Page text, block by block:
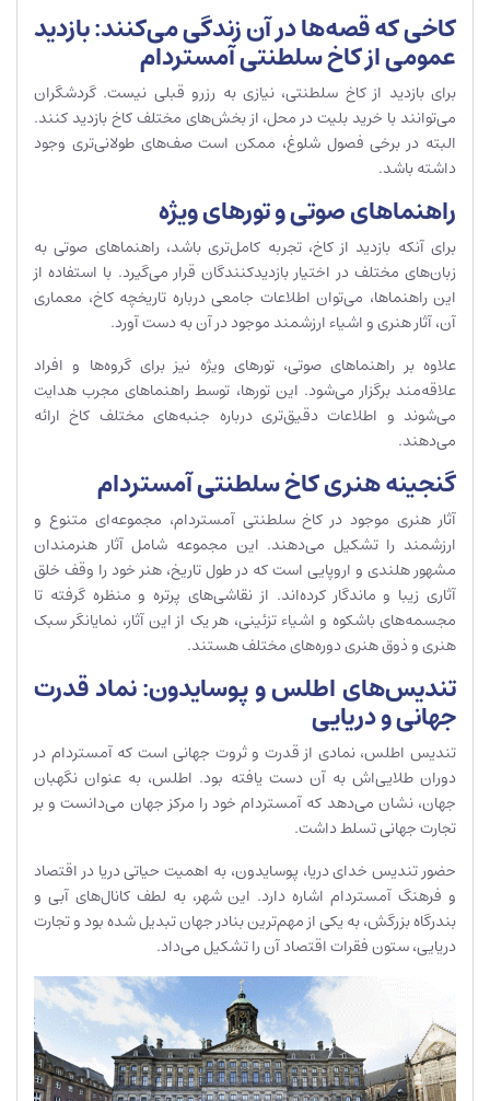
کاخی که قصه‌ها در آن زندگی می‌کنند: بازدید
عمومی از کاخ سلطنتی آمستردام
برای بازدید از کاخ سلطنتی، نیازی به رزرو قبلی نیست. گردشگران
می‌توانند با خرید بلیت در محل، از بخش‌های مختلف کاخ بازدید کنند.
البته در برخی فصول شلوغ، ممکن است صف‌های طولانی‌تری وجود
داشته باشد.
راهنماهای صوتی و تورهای ویژه
برای آنکه بازدید از کاخ، تجربه کامل‌تری باشد، راهنماهای صوتی به
زبان‌های مختلف در اختیار بازدیدکنندگان قرار می‌گیرد. با استفاده از
این راهنماها، می‌توان اطلاعات جامعی درباره تاریخچه کاخ، معماری
آن، آثار هنری و اشیاء ارزشمند موجود در آن به دست آورد.
علاوه بر راهنماهای صوتی، تورهای ویژه نیز برای گروه‌ها و افراد
علاقه‌مند برگزار می‌شود. این تورها، توسط راهنماهای مجرب هدایت
می‌شوند و اطلاعات دقیق‌تری درباره جنبه‌های مختلف کاخ ارائه
می‌دهند.
گنجینه هنری کاخ سلطنتی آمستردام
آثار هنری موجود در کاخ سلطنتی آمستردام، مجموعه‌ای متنوع و
ارزشمند را تشکیل می‌دهند. این مجموعه شامل آثار هنرمندان
مشهور هلندی و اروپایی است که در طول تاریخ، هنر خود را وقف خلق
آثاری زیبا و ماندگار کرده‌اند. از نقاشی‌های پرتره و منظره گرفته تا
مجسمه‌های باشکوه و اشیاء تزئینی، هر یک از این آثار، نمایانگر سبک
هنری و ذوق هنری دوره‌های مختلف هستند.
تندیس‌های اطلس و پوسایدون: نماد قدرت
جهانی و دریایی
تندیس اطلس، نمادی از قدرت و ثروت جهانی است که آمستردام در
دوران طلایی‌اش به آن دست یافته بود. اطلس، به عنوان نگهبان
جهان، نشان می‌دهد که آمستردام خود را مرکز جهان می‌دانست و بر
تجارت جهانی تسلط داشت.
حضور تندیس خدای دریا، پوسایدون، به اهمیت حیاتی دریا در اقتصاد
و فرهنگ آمستردام اشاره دارد. این شهر، به لطف کانال‌های آبی و
بندرگاه بزرگش، به یکی از مهم‌ترین بنادر جهان تبدیل شده بود و تجارت
دریایی، ستون فقرات اقتصاد آن را تشکیل می‌داد.